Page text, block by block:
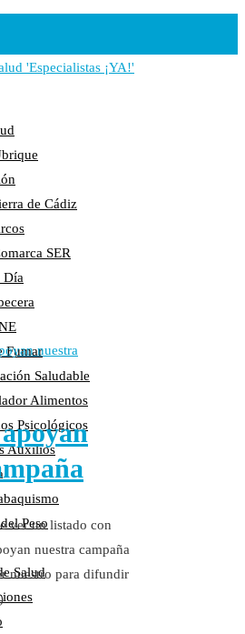
Salud
Radio Ubrique
Verano
Web
Director
Comunicación
Oscura Sanidad
de Cádiz
SER
Día
Fumar
Saludable
Alimentos
Psicológicos
Auxilios
Peso
Salud
ver un listado con
nuestra campaña
nuestro para difundir